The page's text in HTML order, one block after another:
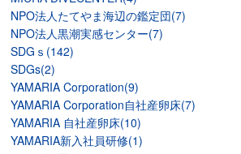
NPO法人たてやま海辺の鑑定団(7)
NPO法人黒潮実感センター(7)
SDGｓ(142)
SDGs(2)
YAMARIA Corporation(9)
YAMARIA Corporation自社産卵床(7)
YAMARIA 自社産卵床(10)
YAMARIA新入社員研修(1)